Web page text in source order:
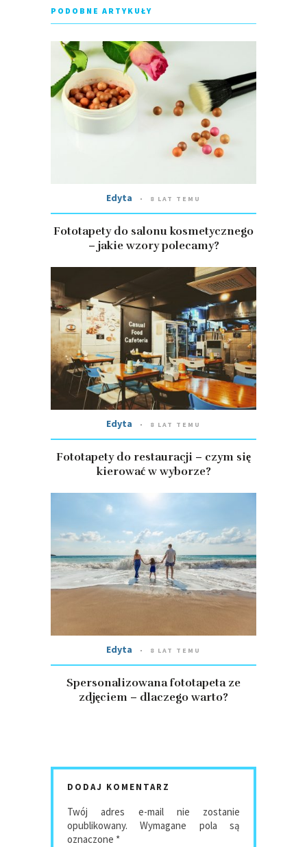
PODOBNE ARTYKUŁY
Edyta 8 LAT TEMU
Fototapety do salonu kosmetycznego
– jakie wzory polecamy?
Edyta 8 LAT TEMU
Fototapety do restauracji – czym się
kierować w wyborze?
Edyta 8 LAT TEMU
Spersonalizowana fototapeta ze
zdjęciem – dlaczego warto?
DODAJ KOMENTARZ
Twój adres e-mail nie zostanie
opublikowany.
Wymagane pola są
oznaczone *